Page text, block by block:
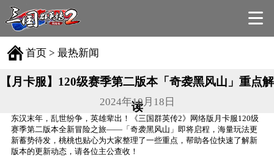
首页> 最热新闻
【月卡服】120级赛季第二版本「奇袭黑风山」重点解
读
2024年10月18日
东汉末年，乱世纷争，英雄辈出！《三国群英传2》网络版月卡服120级
赛季第二版本全新冒险之旅——「奇袭黑风山」即将启程，海量玩法更
新蓄势待发，桃桃也贴心为大家整理了一些重点，帮助各位快速了解新
版本的更新动态，请各位主公查收！